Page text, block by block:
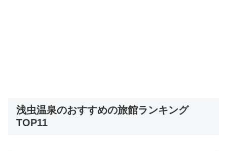
浅虫温泉のおすすめの旅館ランキング
TOP11